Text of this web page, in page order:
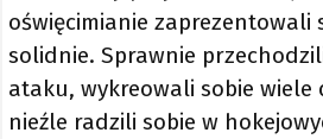
oświęcimianie zaprezentowali
solidnie. Sprawnie
ataku, wykreowali sobie wiele
nieźle radzili sobie w